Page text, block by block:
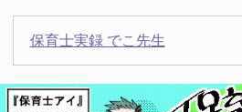
保育士実録 でこ先生